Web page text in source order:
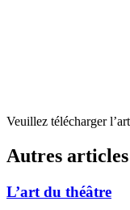
Veuillez télécharger
Autres
L’art du théâtre